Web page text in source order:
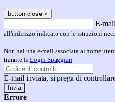
button close ×
E-mail
all'indirizzo indicato con le istruzioni
Non hai una e-mail associata al nome
tramite la Login Spaggiari
E-mail inviata, si prega di
Errore